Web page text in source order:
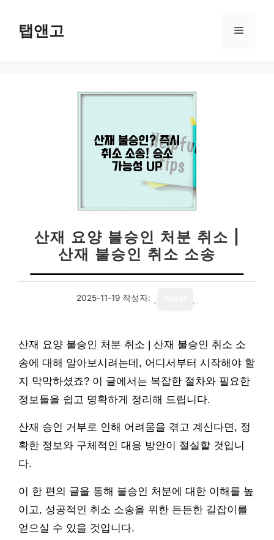
탭앤고 메
산재 요양 불승인 처분 취소 |
산재 불승인 취소 소송
2025-11-19 작성자:
산재 요양 불승인 처분 취소 | 산재 불승인 취소 소
송에 대해 알아보시려는데, 어디서부터 시작해야 할
지 막막하셨죠? 이 글에서는 복잡한 절차와 필요한
정보들을 쉽고 명확하게 정리해 드립니다.
산재 승인 거부로 인해 어려움을 겪고 계신다면, 정
확한 정보와 구체적인 대응 방안이 절실할 것입니
다.
이 한 편의 글을 통해 불승인 처분에 대한 이해를 높
이고, 성공적인 취소 소송을 위한 든든한 길잡이를
얻으실 수 있을 것입니다.